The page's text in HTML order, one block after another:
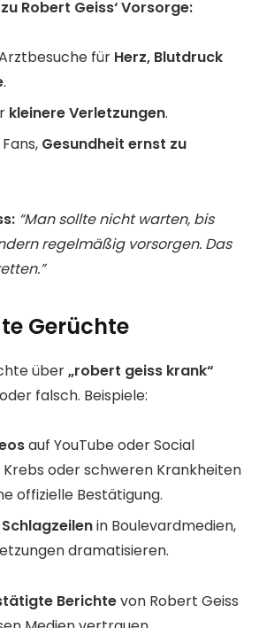
Robert Geiss‘ Vorsorge:
für Herz, Blutdruck
.
kleinere Verletzungen.
Gesundheit ernst zu
“Man sollte nicht warten, bis
regelmäßig vorsorgen. Das
Gerüchte
über„robert geiss krank“
falsch. Beispiele:
auf YouTube oder Social
Krebs oder schweren Krankheiten
offizielle Bestätigung.
in Boulevardmedien,
dramatisieren.
Berichtevon Robert Geiss